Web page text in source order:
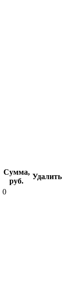
Сумма,
руб.
Удалить
0